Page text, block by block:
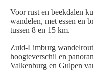
Voor rust en beekdalen
wandelen, met essen en
tussen 8 en 15 km.
Zuid-Limburg
hoogteverschil en
Valkenburg en Gulpen